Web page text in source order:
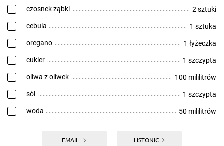
czosnek ząbki 2 sztuki
cebula 1 sztuka
oregano 1 łyżeczka
cukier 1 szczypta
oliwa z oliwek 100 mililitrów
sól 1 szczypta
woda 50 mililitrów
EMAIL LISTONIC